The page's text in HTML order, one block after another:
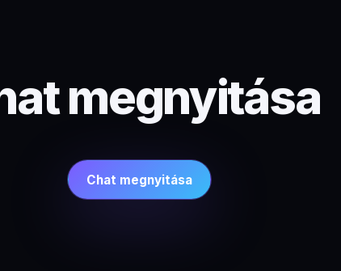
megnyitása
Chat megnyitása